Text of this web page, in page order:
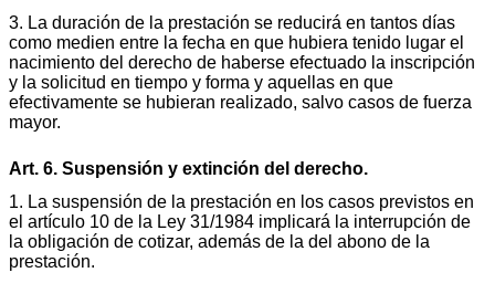
3. La duración de la prestación se reducirá en tantos días
como medien entre la fecha en que hubiera tenido lugar el
nacimiento del derecho de haberse efectuado la inscripción
y la solicitud en tiempo y forma y aquellas en que
efectivamente se hubieran realizado, salvo casos de fuerza
mayor.
Art. 6. Suspensión y extinción del derecho.
1. La suspensión de la prestación en los casos previstos en
el artículo 10 de la Ley 31/1984 implicará la interrupción de
la obligación de cotizar, además de la del abono de la
prestación.